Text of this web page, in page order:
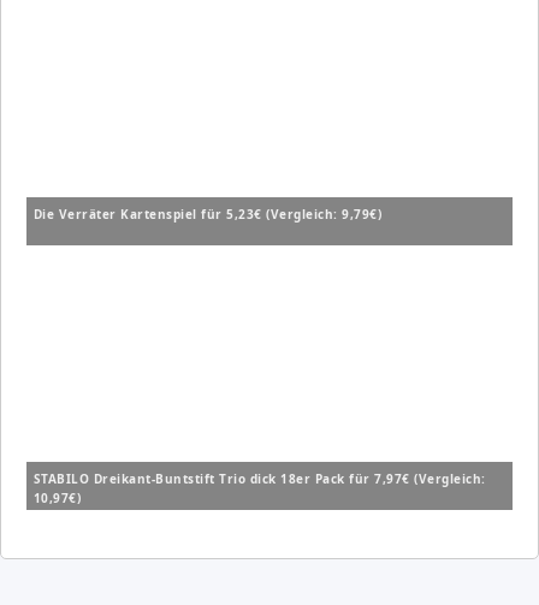
Die Verräter Kartenspiel für 5,23€ (Vergleich: 9,79€)
STABILO Dreikant-Buntstift Trio dick 18er Pack für 7,97€ (Vergleich:
10,97€)